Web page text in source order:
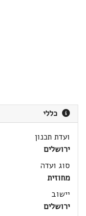
כללי
ועדת תכנון
ירושלים
סוג ועדה
מחוזית
יישוב
ירושלים